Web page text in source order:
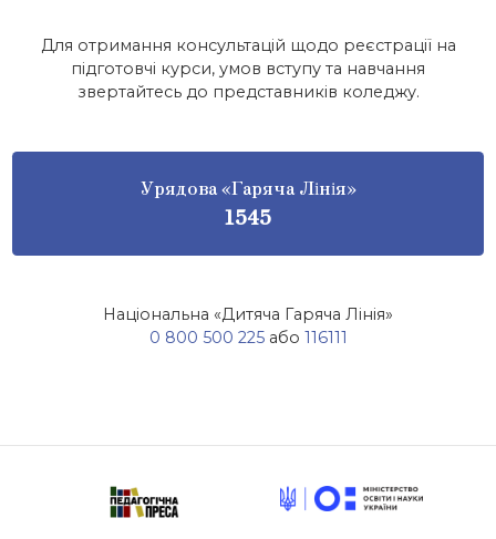
Для отримання консультацій щодо реєстрації на
підготовчі курси, умов вступу та навчання
звертайтесь до представників коледжу.
Урядова «Гаряча Лінія»
1545
Національна «Дитяча Гаряча Лінія»
0 800 500 225або 116111